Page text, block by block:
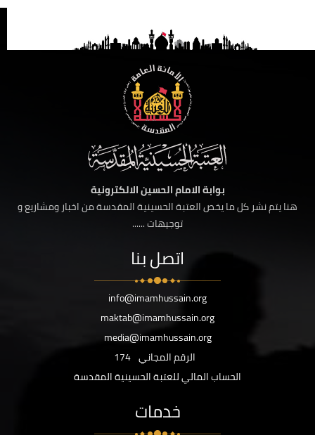
بوابة الامام الحسين الالكترونية
هنا يتم نشر كل ما يخص العتبة الحسينية المقدسة من اخبار ومشاريع و
توجيهات ......
اتصل بنا
info@imamhussain.org
maktab@imamhussain.org
media@imamhussain.org
الرقم المجاني 174
الحساب المالي للعتبة الحسينية المقدسة
خدمات